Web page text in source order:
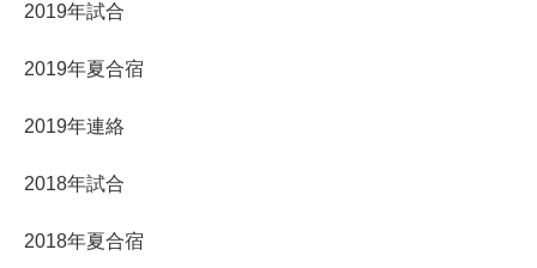
2019年試合
2019年夏合宿
2019年連絡
2018年試合
2018年夏合宿